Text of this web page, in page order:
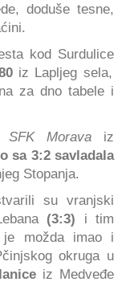
doduše tesne,
kod Surdulice
iz Lapljeg sela,
za dno tabele i
SFK Morava iz
sa 3:2 savladala
Stopanja.
su vranjski
(3:3) i tim
možda imao i
okruga u
iz Medveđe